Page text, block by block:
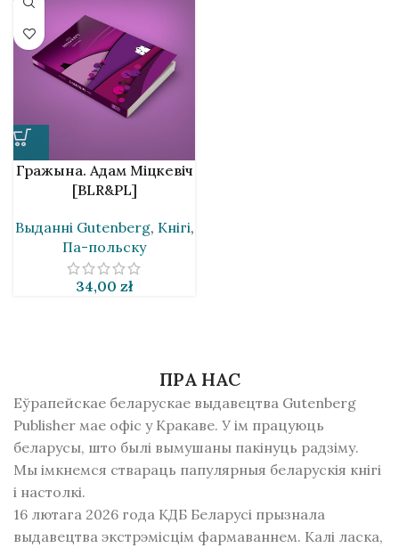
Гражына. Адам Міцкевіч
[BLR&PL]
Выданнi Gutenberg, Кнігі,
Па-польску
34,00 zł
ПРА НАС
Еўрапейскае беларускае выдавецтва Gutenberg
Publisher мае офіс у Кракаве. У ім працуюць
беларусы, што былі вымушаны пакінуць радзiму.
Мы імкнемся ствараць папулярныя беларускія кнігі
і настолкі.
16 лютага 2026 года КДБ Беларусі прызнала
выдавецтва экстрэмісцім фармаваннем. Калі ласка,